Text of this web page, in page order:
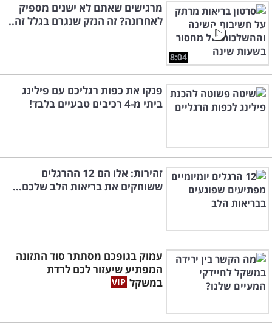
8:04
מרגישים שאתם לא ישנים מספיק
לאחרונה? זה הנזק שנגרם בגלל זה..
פנקו את כפות רגליכם עם פילינג
ביתי מ-4 רכיבים טבעיים בלבד!
זהירות: אלו הם 12 ההרגלים
ששוחקים את בריאות הלב שלכם...
עמוק בגופכם מסתתר סוד התזונה
המפתיע שיעזור לכם לרדת
במשקל